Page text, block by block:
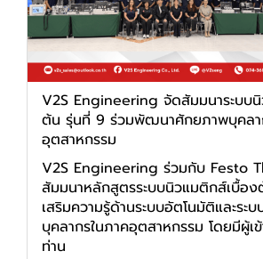
V2S Engineering จัดสัมมนาระบบ
ต้น รุ่นที่ 9 ร่วมพัฒนาศักยภาพบุคลา
อุตสาหกรรม
V2S Engineering ร่วมกับ Festo
สัมมนาหลักสูตรระบบนิวแมติกส์เบื้อ
เสริมความรู้ด้านระบบอัตโนมัติและระ
บุคลากรในภาคอุตสาหกรรม โดยมีผู้เ
ท่าน